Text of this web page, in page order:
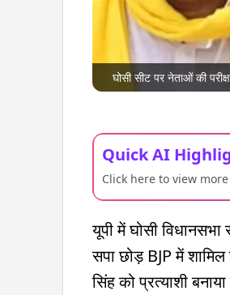
घोसी सीट पर नेताओं की
Quick AI
Click here to view more
यूपी में घोसी
सपा छोड़ BJP में
सिंह को प्रत्याशी